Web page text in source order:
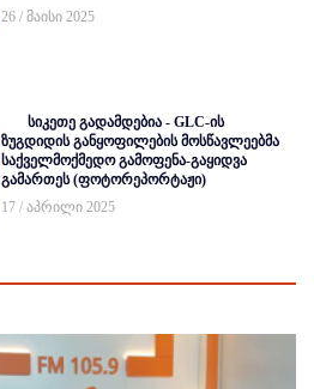
26 / მაისი 2025
სიკეთე გადამდებია - GLC-ის
ზუგდიდის განყოფილების მოსწავლეებმა
საქველმოქმედო გამოფენა-გაყიდვა
გამართეს (ფოტორეპორტაჟი)
17 / აპრილი 2025